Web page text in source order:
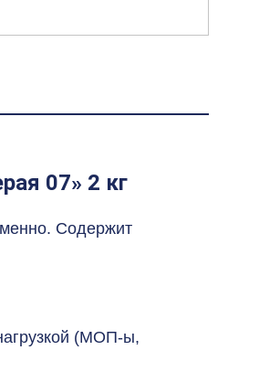
07» 2 кг
Содержит
(МОП-ы,